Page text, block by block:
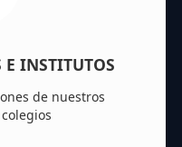
INSTITUTOS
de nuestros